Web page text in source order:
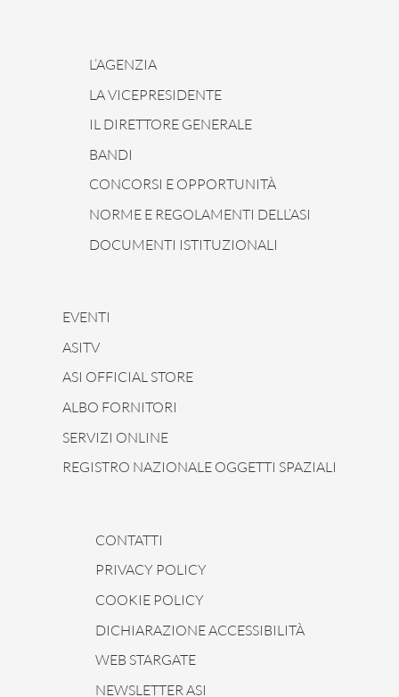
L’AGENZIA
LA VICEPRESIDENTE
IL DIRETTORE GENERALE
BANDI
CONCORSI E OPPORTUNITÀ
NORME E REGOLAMENTI DELL’ASI
DOCUMENTI ISTITUZIONALI
EVENTI
ASITV
ASI OFFICIAL STORE
ALBO FORNITORI
SERVIZI ONLINE
REGISTRO NAZIONALE OGGETTI SPAZIALI
CONTATTI
PRIVACY POLICY
COOKIE POLICY
DICHIARAZIONE ACCESSIBILITÀ
WEB STARGATE
NEWSLETTER ASI